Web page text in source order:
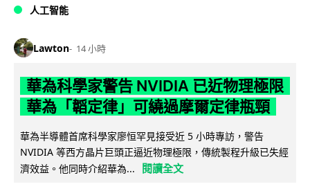
人工智能
Lawton 14 小時
華為科學家警告 NVIDIA 已近物理極限
華為「韜定律」可繞過摩爾定律瓶頸
華為半導體首席科學家廖恒罕見接受近 5 小時專訪，警告
NVIDIA 等西方晶片巨頭正逼近物理極限，傳統製程升級已失經
濟效益。他同時介紹華為...
閱讀全文